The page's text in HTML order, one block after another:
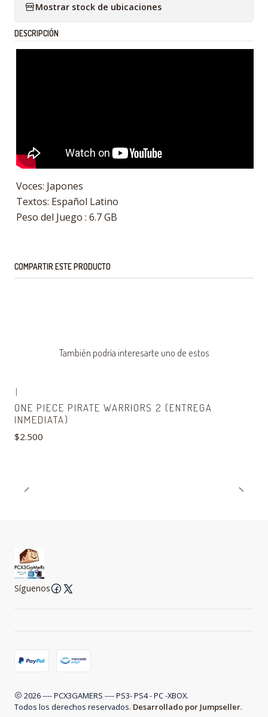
Mostrar stock de ubicaciones
DESCRIPCIÓN
Voces: Japones
Textos: Español Latino
Peso del Juego : 6.7 GB
COMPARTIR ESTE PRODUCTO
También podría interesarte uno de estos
|
ONE PIECE PIRATE WARRIORS 2 (ENTREGA
INMEDIATA)
$2.500
Síguenos
2026 ---- PCX3GAMERS ---- PS3- PS4 - PC -XBOX.
Todos los derechos reservados. Desarrollado por Jumpseller.